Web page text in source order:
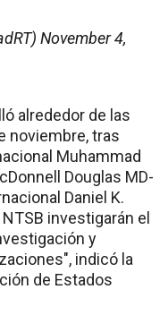
November 4,
alrededor de las
noviembre, tras
Muhammad
Douglas MD-
Daniel K.
investigarán el
y
indicó la
de Estados